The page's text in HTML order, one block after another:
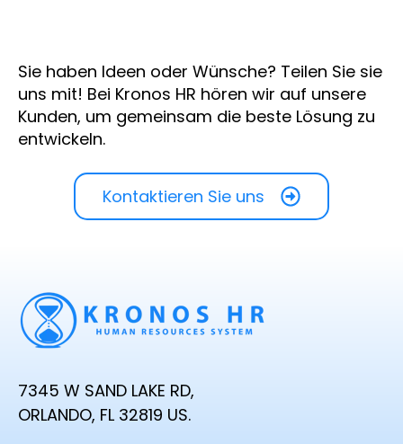
Sie haben Ideen oder Wünsche? Teilen Sie sie
uns mit! Bei Kronos HR hören wir auf unsere
Kunden, um gemeinsam die beste Lösung zu
entwickeln.
Kontaktieren Sie uns
7345 W SAND LAKE RD,
ORLANDO, FL 32819 US.